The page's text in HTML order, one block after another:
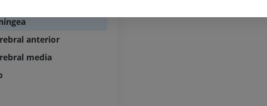
anterior
mediaVisible Human Project